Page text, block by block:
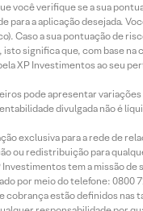
você verifique se a sua
para a aplicação desejada.
Caso a sua pontuação de
significa que, com base
XP Investimentos ao seu
pode apresentar
divulgada não é
exclusiva para a rede de
ou redistribuição para
tem a missão
por meio do telefone: 0800
cobrança estão definidos